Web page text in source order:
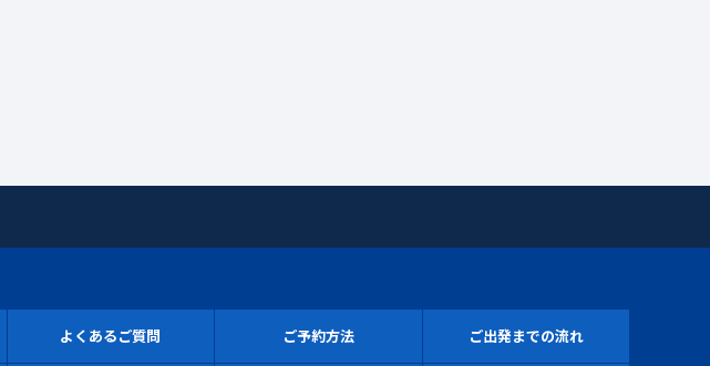
よくあるご質問 ご予約方法 ご出発までの流れ